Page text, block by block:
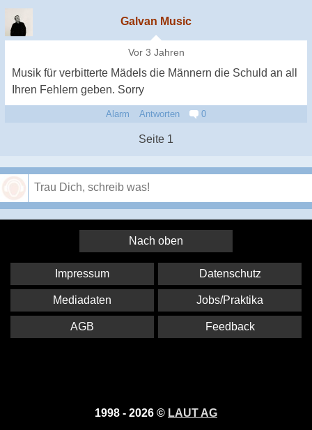
Galvan Music
Vor 3 Jahren
Musik für verbitterte Mädels die Männern die Schuld an all
Ihren Fehlern geben. Sorry
Alarm Antworten 0
Seite 1
Nach oben
1998 - 2026 © LAUT AG
Impressum Datenschutz
Mediadaten Jobs/Praktika
AGB Feedback